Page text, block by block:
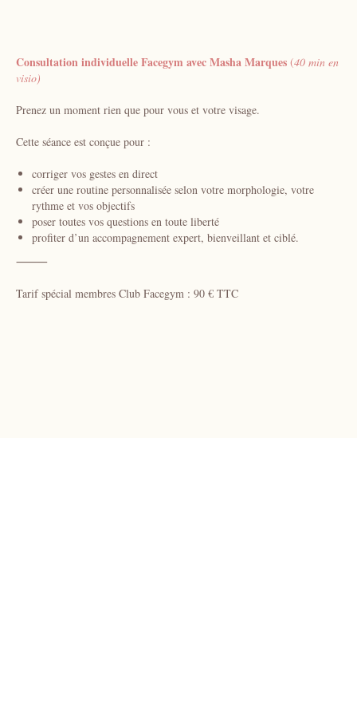
Consultation individuelle Facegym avec Masha Marques (40 min en
visio)
Prenez un moment rien que pour vous et votre visage.
Cette séance est conçue pour :
corriger vos gestes en direct
créer une routine personnalisée selon votre morphologie, votre
rythme et vos objectifs
poser toutes vos questions en toute liberté
profiter d’un accompagnement expert, bienveillant et ciblé.
⸻
Tarif spécial membres Club Facegym : 90 € TTC